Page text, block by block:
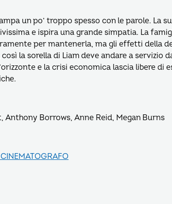
un po’ troppo spesso con le parole. La
e ispira una grande simpatia. La
per mantenerla, ma gli effetti della
la sorella di Liam deve andare a servizio
e la crisi economica lascia libere di
Anthony Borrows, Anne Reid, Megan Burns